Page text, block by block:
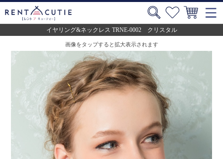
イヤリング&ネックレス TRNE-0002 クリスタル
画像をタップすると拡大表示されます